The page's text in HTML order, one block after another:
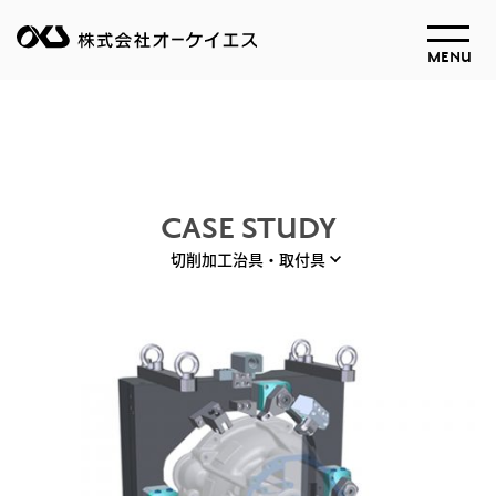
MENU
CASE STUDY
切削加工治具・取付具